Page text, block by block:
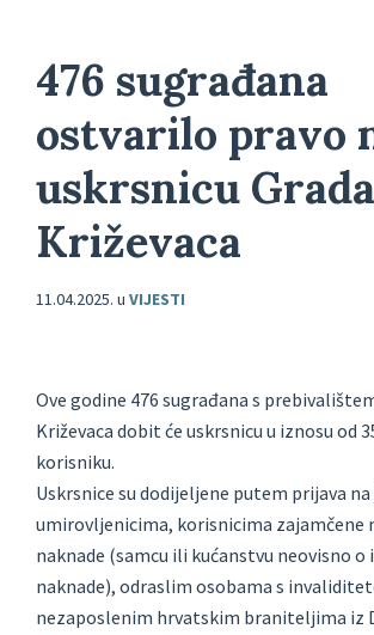
476 sugrađana
ostvarilo pravo
uskrsnicu Grada
Križevaca
11.04.2025. u VIJESTI
Ove godine 476 sugrađana s
Križevaca dobit će uskrsnicu u iznosu od
korisniku.
Uskrsnice su dodijeljene putem prijava
umirovljenicima, korisnicima zajamčene
naknade (samcu ili kućanstvu neovisno o
naknade), odraslim osobama s
nezaposlenim hrvatskim braniteljima iz